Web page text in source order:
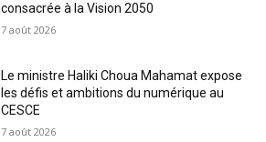
consacrée à la Vision 2050
7 août 2026
Le ministre Haliki Choua Mahamat expose
les défis et ambitions du numérique au
CESCE
7 août 2026